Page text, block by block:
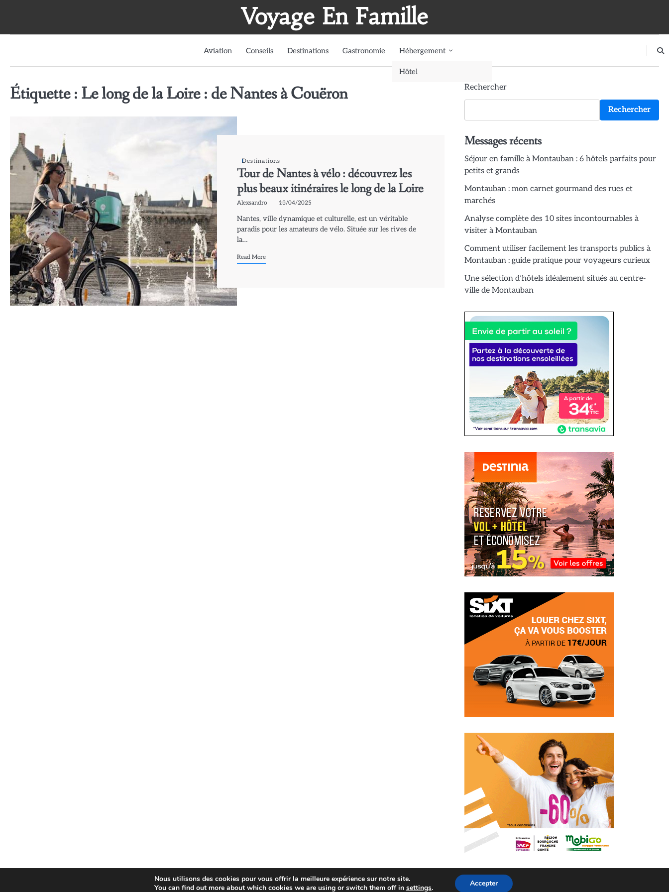
Voyage En Famille
Aviation Conseils Destinations Gastronomie Hébergement
Hôtel
Étiquette : Le long de la Loire : de Nantes à Couëron
Destinations
Tour de Nantes à vélo : découvrez les
plus beaux itinéraires le long de la Loire
Alexsandro 13/04/2025
Nantes, ville dynamique et culturelle, est un véritable
paradis pour les amateurs de vélo. Située sur les rives de
la…
Read More
Rechercher
Rechercher
Messages récents
Séjour en famille à Montauban : 6 hôtels parfaits pour
petits et grands
Montauban : mon carnet gourmand des rues et
marchés
Analyse complète des 10 sites incontournables à
visiter à Montauban
Comment utiliser facilement les transports publics à
Montauban : guide pratique pour voyageurs curieux
Une sélection d’hôtels idéalement situés au centre-
ville de Montauban
Nous utilisons des cookies pour vous offrir la meilleure expérience sur notre site.
You can find out more about which cookies we are using or switch them off in settings. Accepter